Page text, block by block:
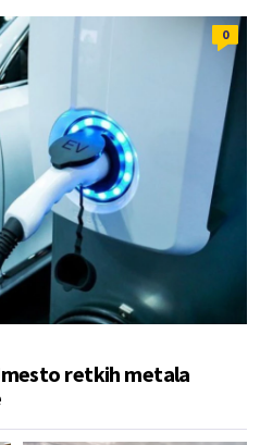
0
retkih metala